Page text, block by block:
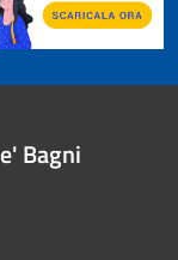
Bagni